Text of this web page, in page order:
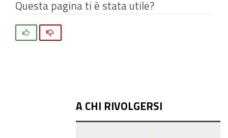
Questa pagina ti è stata utile?
A CHI RIVOLGERSI